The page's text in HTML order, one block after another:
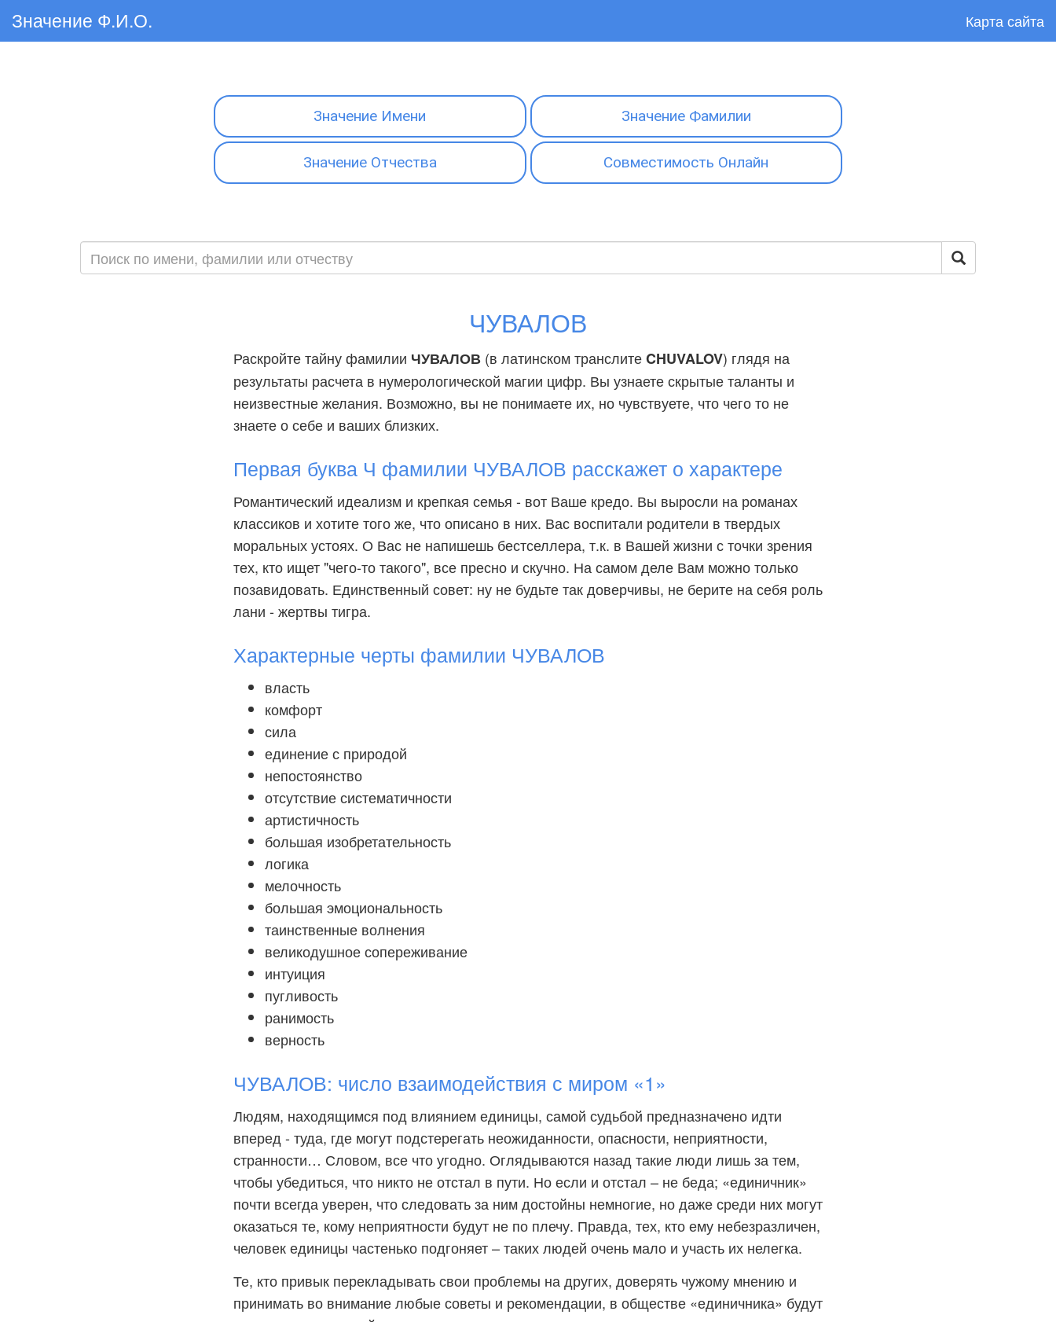
Значение Ф.И.О. Карта сайта
Значение Имени Значение Фамилии
Значение Отчества Совместимость Онлайн
ЧУВАЛОВ
Раскройте тайну фамилии ЧУВАЛОВ (в латинском транслитеCHUVALOV) глядя на
результаты расчета в нумерологической магии цифр. Вы узнаете скрытые таланты и
неизвестные желания. Возможно, вы не понимаете их, но чувствуете, что чего то не
знаете о себе и ваших близких.
Первая буква Ч фамилии ЧУВАЛОВ расскажет о характере
Романтический идеализм и крепкая семья - вот Ваше кредо. Вы выросли на романах
классиков и хотите того же, что описано в них. Вас воспитали родители в твердых
моральных устоях. О Вас не напишешь бестселлера, т.к. в Вашей жизни с точки зрения
тех, кто ищет "чего-то такого", все пресно и скучно. На самом деле Вам можно только
позавидовать. Единственный совет: ну не будьте так доверчивы, не берите на себя роль
лани - жертвы тигра.
Характерные черты фамилии ЧУВАЛОВ
власть
комфорт
сила
единение с природой
непостоянство
отсутствие систематичности
артистичность
большая изобретательность
логика
мелочность
большая эмоциональность
таинственные волнения
великодушное сопереживание
интуиция
пугливость
ранимость
верность
ЧУВАЛОВ: число взаимодействия с миром «1»
Людям, находящимся под влиянием единицы, самой судьбой предназначено идти
вперед - туда, где могут подстерегать неожиданности, опасности, неприятности,
странности… Словом, все что угодно. Оглядываются назад такие люди лишь за тем,
чтобы убедиться, что никто не отстал в пути. Но если и отстал – не беда; «единичник»
почти всегда уверен, что следовать за ним достойны немногие, но даже среди них могут
оказаться те, кому неприятности будут не по плечу. Правда, тех, кто ему небезразличен,
человек единицы частенько подгоняет – таких людей очень мало и участь их нелегка.
Те, кто привык перекладывать свои проблемы на других, доверять чужому мнению и
принимать во внимание любые советы и рекомендации, в обществе «единичника» будут